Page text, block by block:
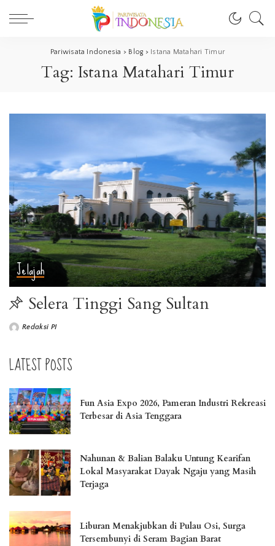
Pariwisata Indonesia > Blog > Istana Matahari Timur
Tag: Istana Matahari Timur
Jelajah
Selera Tinggi Sang Sultan
Redaksi PI
LATEST POSTS
Fun Asia Expo 2026, Pameran Industri Rekreasi
Terbesar di Asia Tenggara
Nahunan & Balian Balaku Untung Kearifan
Lokal Masyarakat Dayak Ngaju yang Masih
Terjaga
Liburan Menakjubkan di Pulau Osi, Surga
Tersembunyi di Seram Bagian Barat